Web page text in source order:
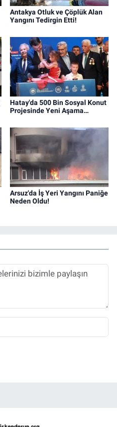
Antakya Otluk ve Çöplük Alan
Yangını Tedirgin Etti!
Hatay'da 500 Bin Sosyal Konut
Projesinde Yeni Aşama…
Arsuz'da İş Yeri Yangını Paniğe
Neden Oldu!